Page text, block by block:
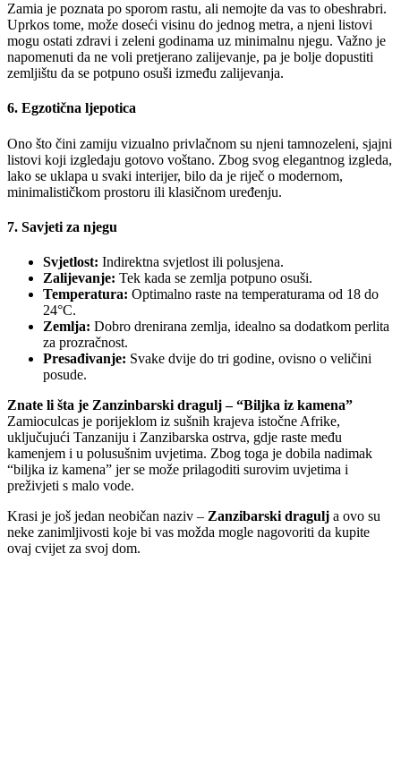
Zamia je poznata po sporom rastu, ali nemojte da vas to obeshrabri.
Uprkos tome, može doseći visinu do jednog metra, a njeni listovi
mogu ostati zdravi i zeleni godinama uz minimalnu njegu. Važno je
napomenuti da ne voli pretjerano zalijevanje, pa je bolje dopustiti
zemljištu da se potpuno osuši između zalijevanja.
6. Egzotična ljepotica
Ono što čini zamiju vizualno privlačnom su njeni tamnozeleni, sjajni
listovi koji izgledaju gotovo voštano. Zbog svog elegantnog izgleda,
lako se uklapa u svaki interijer, bilo da je riječ o modernom,
minimalističkom prostoru ili klasičnom uređenju.
7. Savjeti za njegu
Svjetlost: Indirektna svjetlost ili polusjena.
Zalijevanje: Tek kada se zemlja potpuno osuši.
Temperatura: Optimalno raste na temperaturama od 18 do
24°C.
Zemlja: Dobro drenirana zemlja, idealno sa dodatkom perlita
za prozračnost.
Presađivanje: Svake dvije do tri godine, ovisno o veličini
posude.
Znate li šta je Zanzinbarski dragulj – “Biljka iz kamena”
Zamioculcas je porijeklom iz sušnih krajeva istočne Afrike,
uključujući Tanzaniju i Zanzibarska ostrva, gdje raste među
kamenjem i u polusušnim uvjetima. Zbog toga je dobila nadimak
“biljka iz kamena” jer se može prilagoditi surovim uvjetima i
preživjeti s malo vode.
Krasi je još jedan neobičan naziv – Zanzibarski dragulj a ovo su
neke zanimljivosti koje bi vas možda mogle nagovoriti da kupite
ovaj cvijet za svoj dom.